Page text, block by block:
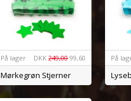
DKK 249,00 99,60
På lager
Mørkegrøn Stjerner
På